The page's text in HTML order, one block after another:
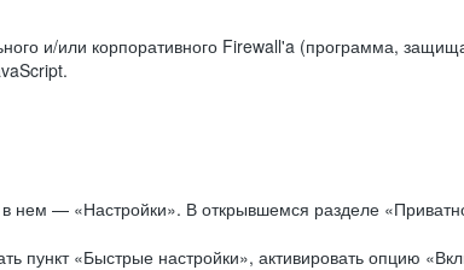
и/или корпоративного Firewall'a (программа,
— «Настройки». В открывшемся разделе
пункт «Быстрые настройки», активировать опцию